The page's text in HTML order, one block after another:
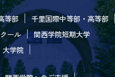
等部
千里国際中等部・高等部
ール
関西学院短期大学
大学院